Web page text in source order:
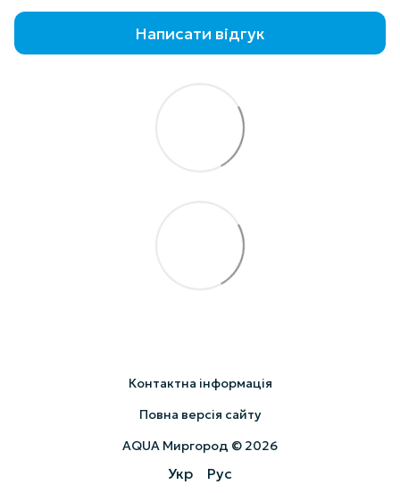
Написати відгук
Контактна інформація
Повна версія сайту
AQUA Миргород © 2026
Укр Рус